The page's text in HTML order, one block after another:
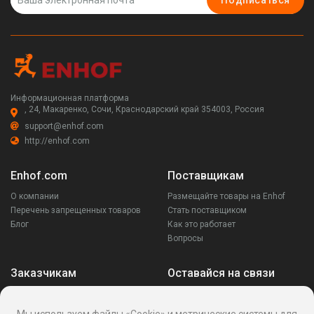
Информационная платформа
, 24, Макаренко, Сочи, Краснодарский край 354003, Россия
support@enhof.com
http://enhof.com
Enhof.com
О компании
Перечень запрещенных товаров
Блог
Поставщикам
Размещайте товары на Enhof
Стать поставщиком
Как это работает
Вопросы
Заказчикам
Ваши запросы
Оставайся на связи